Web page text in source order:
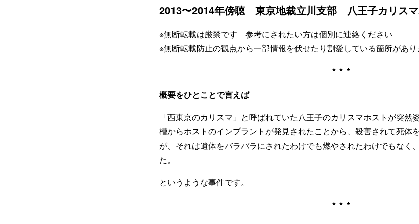
2013〜2014年傍聴 東京地裁立川支部 八王子カリス
※無断転載は厳禁です 参考にされたい方は個別に連絡ください
※無断転載防止の観点から一部情報を伏せたり割愛している箇所があり
***
概要をひとことで言えば
「西東京のカリスマ」と呼ばれていた八王子のカリスマホストが突然
槽からホストのインプラントが発見されたことから、殺害されて死体
が、それは遺体をバラバラにされたわけでも燃やされたわけでもなく
た。
というような事件です。
***